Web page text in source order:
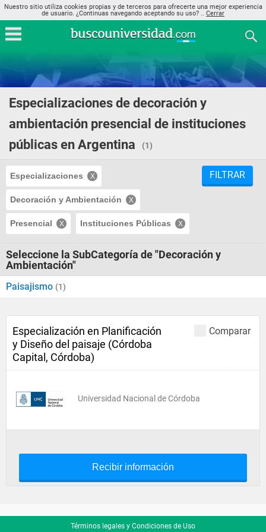
Nuestro sitio utiliza cookies propias y de terceros para ofrecerte una mejor experiencia
de usuario. ¿Continuas navegando aceptando su uso? .. Cerrar
Especializaciones de decoración y
ambientación presencial de instituciones
públicas en Argentina
(1)
Especializaciones
Decoración y Ambientación
Presencial Instituciones Públicas
FILTRAR
Seleccione la SubCategoría de "Decoración y
Ambientación"
Paisajismo (1)
Comparar
Especialización en Planificación
y Diseño del paisaje (Córdoba
Capital, Córdoba)
Universidad Nacional de Córdoba
Recibir información
Términos legales y Condiciones de Uso